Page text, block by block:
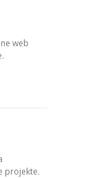
web
projekte.